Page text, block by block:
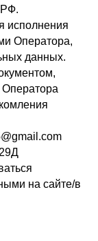
исполнения
Оператора,
данных.
на сайте/в